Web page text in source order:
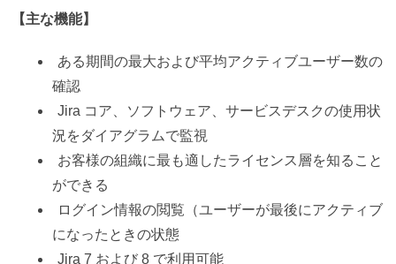
【主な機能】
ある期間の最大および平均アクティブユーザー数の
確認
Jira コア、ソフトウェア、サービスデスクの使用状
況をダイアグラムで監視
お客様の組織に最も適したライセンス層を知ること
ができる
ログイン情報の閲覧（ユーザーが最後にアクティブ
になったときの状態
Jira 7 および 8 で利用可能